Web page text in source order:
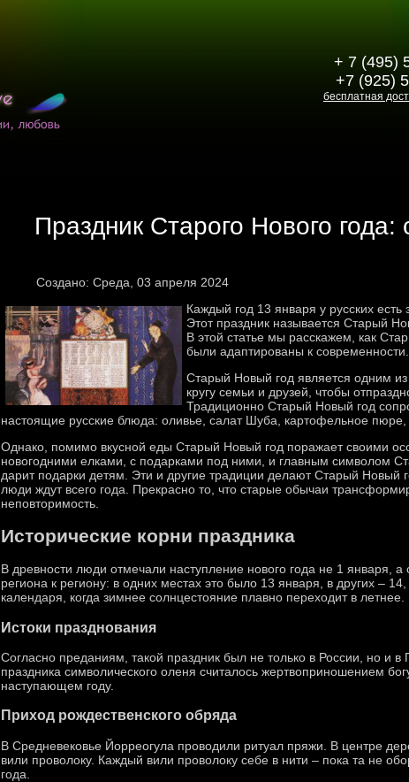
+ 7 (495)
+7 (925)
бесплатная
Праздник Старого Нового
Создано: Среда, 03 апреля 2024
Каждый год 13 января у русских
Этот праздник называется Старый
В этой статье мы расскажем, как
были адаптированы к современности.
Старый Новый год является одним
кругу семьи и друзей, чтобы
Традиционно Старый Новый год
настоящие русские блюда: оливье, салат Шуба, картофельное пюре,
Однако, помимо вкусной еды Старый Новый год поражает своими
новогодними елками, с подарками под ними, и главным символом
дарит подарки детям. Эти и другие традиции делают Старый
люди ждут всего года. Прекрасно то, что старые обычаи
неповторимость.
Исторические корни праздника
В древности люди отмечали наступление нового года не 1 января,
региона к региону: в одних местах это было 13 января, в других –
календаря, когда зимнее солнцестояние плавно переходит в летнее.
Истоки празднования
Согласно преданиям, такой праздник был не только в России, но и
праздника символического оленя считалось жертвоприношением
наступающем году.
Приход рождественского обряда
В Средневековье Йорреогула проводили ритуал пряжи. В центре
вили проволоку. Каждый вили проволоку себе в нити – пока та не
года.